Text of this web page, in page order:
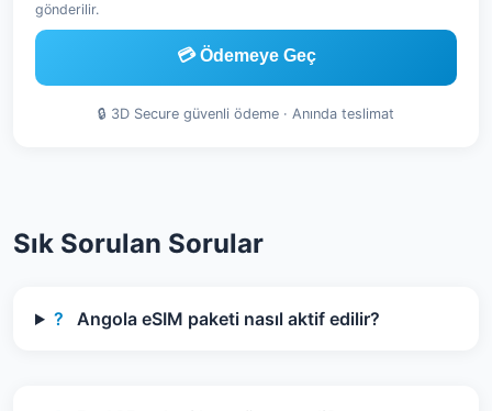
gönderilir.
💳 Ödemeye Geç
🔒 3D Secure güvenli ödeme · Anında teslimat
Sık Sorulan Sorular
? Angola eSIM paketi nasıl aktif edilir?